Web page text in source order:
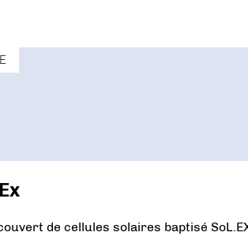
de cellules solaires baptisé